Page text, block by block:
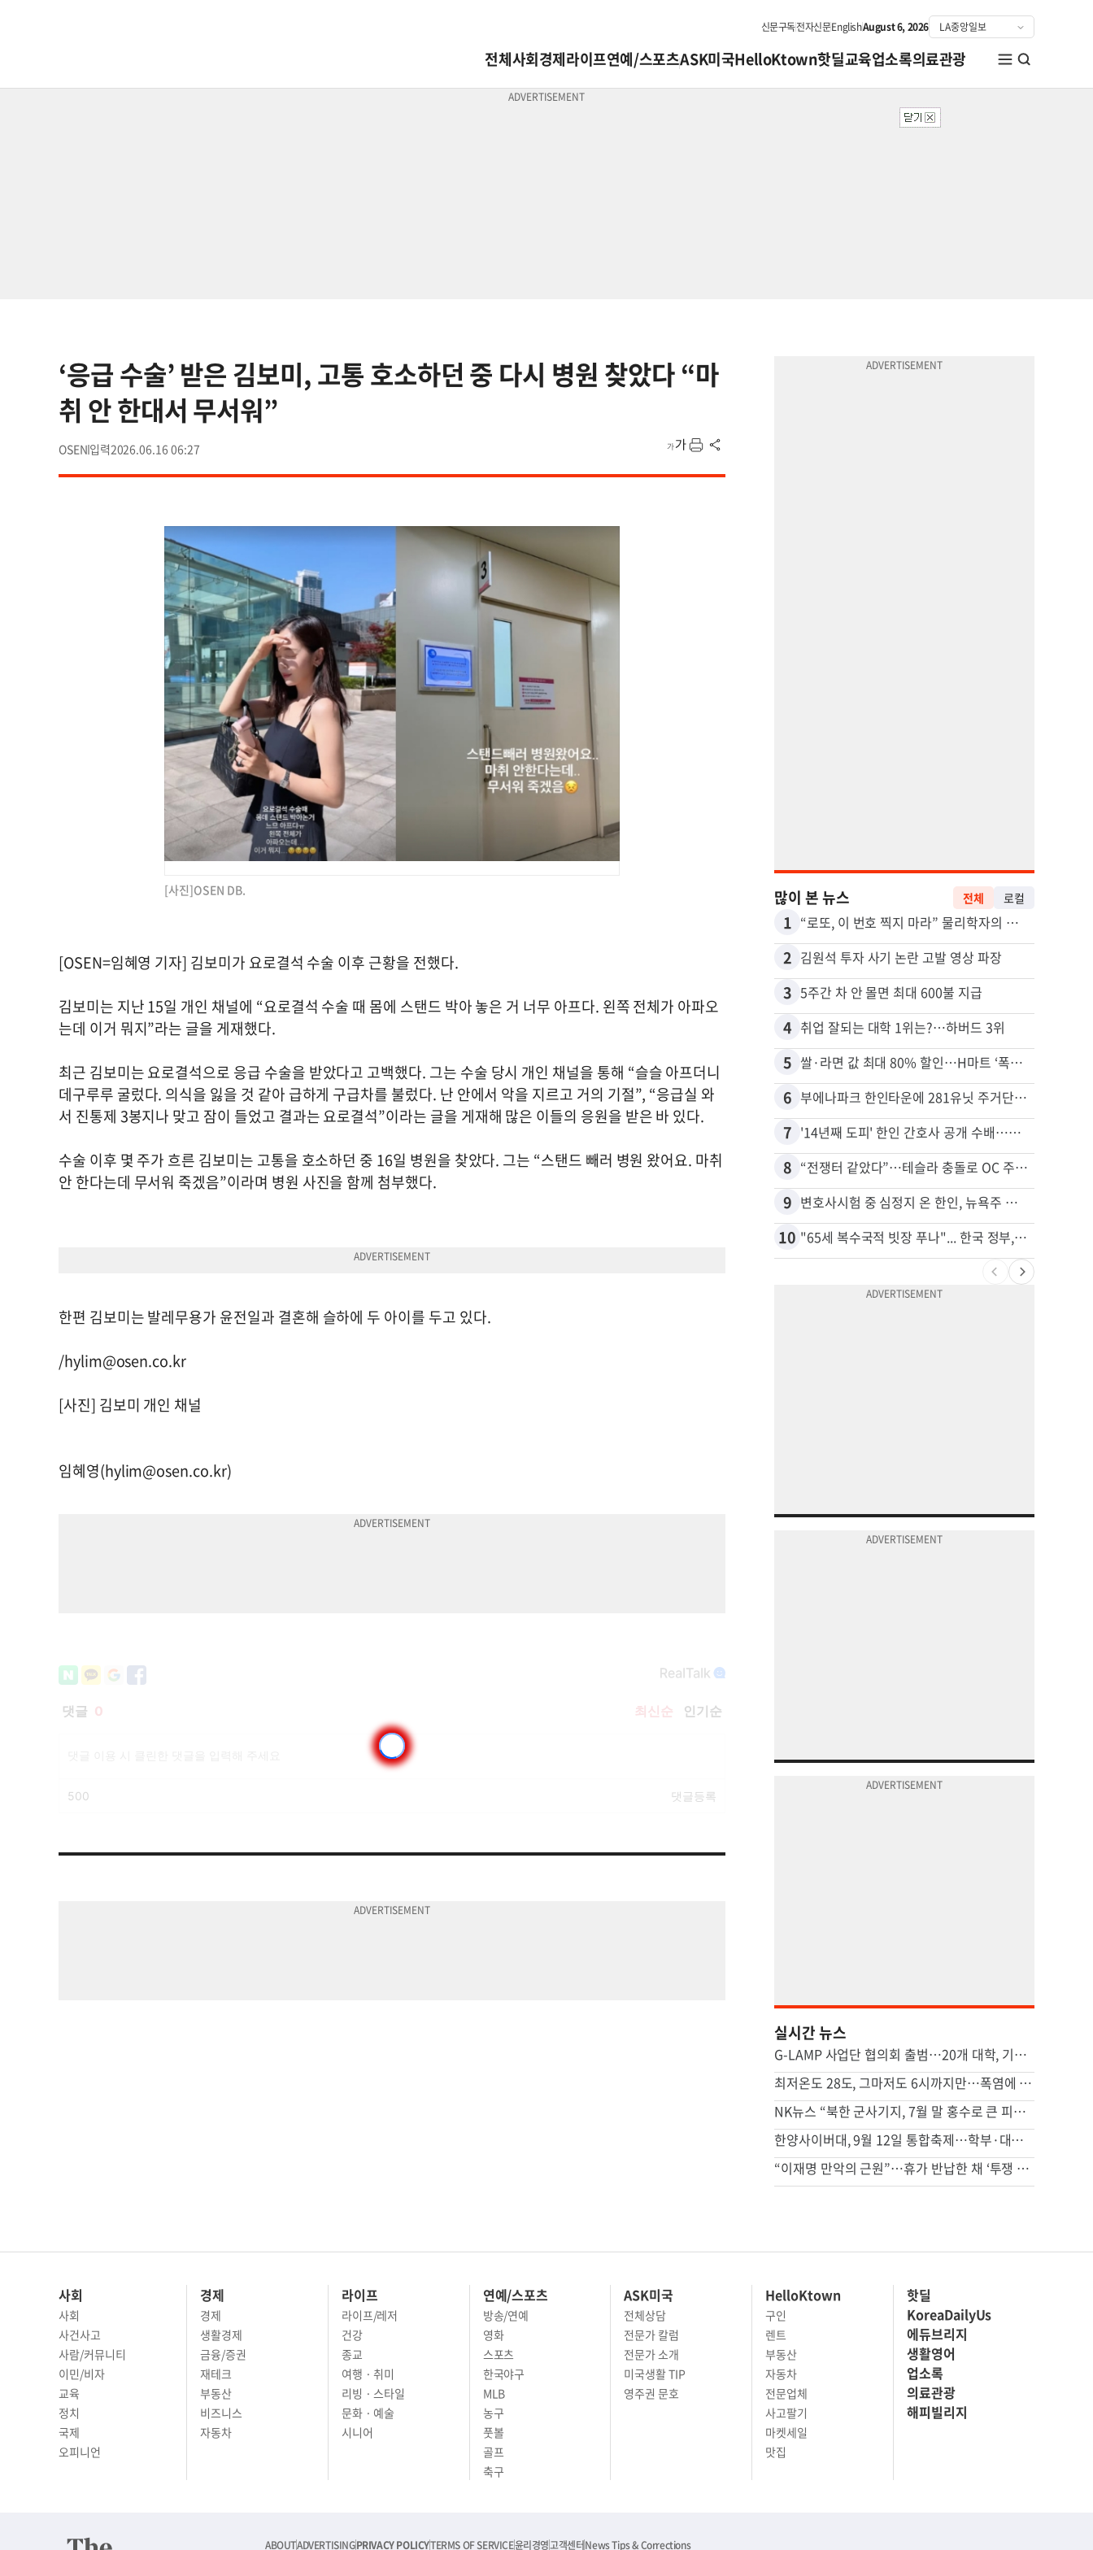
신문구독전자신문EnglishAugust 6, 2026
전체사회경제라이프연예/스포츠ASK미국HelloKtown핫딜교육업소록의료관광
‘응급 수술’ 받은 김보미, 고통 호소하던 중 다시 병원 찾았다 “마
취 안 한대서 무서워”
OSEN 2026.06.16 06:27
[사진]OSEN DB.
[OSEN=임혜영 기자] 김보미가 요로결석 수술 이후 근황을 전했다.
김보미는 지난 15일 개인 채널에 “요로결석 수술 때 몸에 스탠드 박아 놓은 거 너무 아프다. 왼쪽 전체가 아파오
는데 이거 뭐지”라는 글을 게재했다.
최근 김보미는 요로결석으로 응급 수술을 받았다고 고백했다. 그는 수술 당시 개인 채널을 통해 “슬슬 아프더니
데구루루 굴렀다. 의식을 잃을 것 같아 급하게 구급차를 불렀다. 난 안에서 악을 지르고 거의 기절”, “응급실 와
서 진통제 3봉지나 맞고 잠이 들었고 결과는 요로결석”이라는 글을 게재해 많은 이들의 응원을 받은 바 있다.
수술 이후 몇 주가 흐른 김보미는 고통을 호소하던 중 16일 병원을 찾았다. 그는 “스탠드 빼러 병원 왔어요. 마취
안 한다는데 무서워 죽겠음”이라며 병원 사진을 함께 첨부했다.
한편 김보미는 발레무용가 윤전일과 결혼해 슬하에 두 아이를 두고 있다.
/hylim@osen.co.kr
[사진] 김보미 개인 채널
임혜영(hylim@osen.co.kr)
많이 본 뉴스 전체 로컬
1 “로또, 이 번호 찍지 마라” 물리학자의 당첨금 높이는 비밀
2 김원석 투자 사기 논란 고발 영상 파장
3 5주간 차 안 몰면 최대 600불 지급
4 취업 잘되는 대학 1위는?…하버드 3위
5 쌀·라면 값 최대 80% 할인…H마트 ‘폭탄 세일’
6 부에나파크 한인타운에 281유닛 주거단지 들어선다
7 '14년째 도피' 한인 간호사 공개 수배…메디케어 사기 유죄
8 “전쟁터 같았다”…테슬라 충돌로 OC 주택 4채 파손
9 변호사시험 중 심정지 온 한인, 뉴욕주 제소
10 "65세 복수국적 빗장 푸나"... 한국 정부, 연령 완화 전면 추진
실시간 뉴스
G-LAMP 사업단 협의회 출범…20개 대학, 기초과학 연구 힘 모은다
최저온도 28도, 그마저도 6시까지만…폭염에 시름하는 관공서
NK뉴스 “북한 군사기지, 7월 말 홍수로 큰 피해…주택 수백채 파괴”
한양사이버대, 9월 12일 통합축제…학부·대학원생 한자리에
“이재명 만악의 근원”…휴가 반납한 채 ‘투쟁 올인’하는 장동혁
사회
사회
사건사고
사람/커뮤니티
이민/비자
교육
정치
국제
오피니언
경제
경제
생활경제
금융/증권
재테크
부동산
비즈니스
자동차
라이프
라이프/레저
건강
종교
여행 · 취미
리빙 · 스타일
문화 · 예술
시니어
연예/스포츠
방송/연예
영화
스포츠
한국야구
MLB
농구
풋볼
골프
축구
ASK미국
전체상담
전문가 칼럼
전문가 소개
미국생활 TIP
영주권 문호
HelloKtown
구인
렌트
부동산
자동차
전문업체
사고팔기
마켓세일
맛집
핫딜
KoreaDailyUs
에듀브리지
생활영어
업소록
의료관광
해피빌리지
ABOUTADVERTISINGPRIVACY POLICYTERMS OF SERVICE윤리경영고객센터News Tips & Corrections